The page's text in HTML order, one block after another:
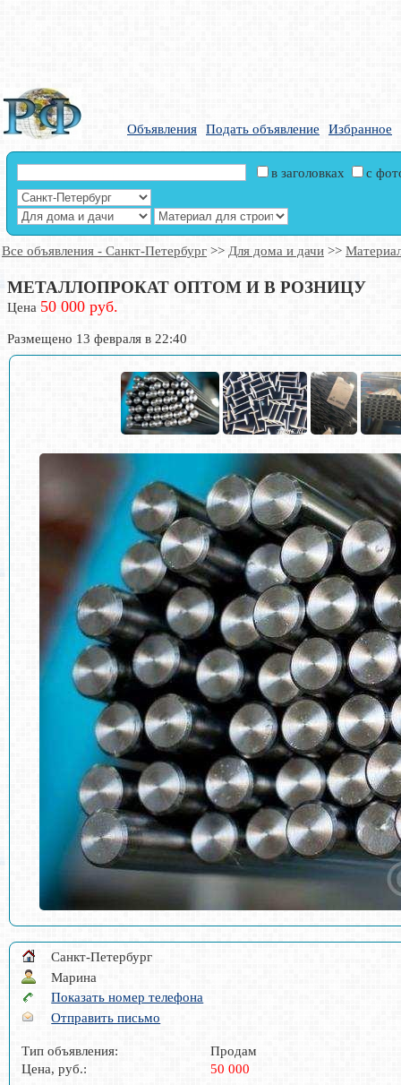
Объявления Подать объявление Избранное
в заголовках с
Все объявления - Санкт-Петербург >> Для дома и дачи >>
МЕТАЛЛОПРОКАТ ОПТОМ И В РОЗНИЦУ
Цена 50 000 руб.
Размещено 13 февраля в 22:40
Санкт-Петербург
Марина
Показать номер телефона
Отправить письмо
Тип объявления:
Продам
Цена, руб.:
50 000